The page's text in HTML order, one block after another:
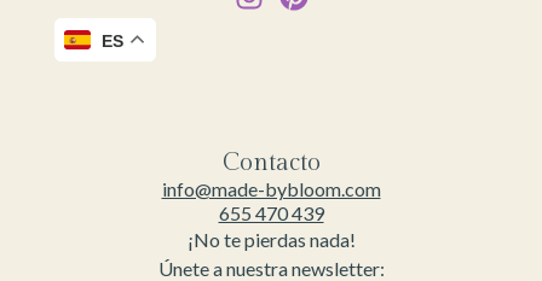
ES
Contacto
info@made-bybloom.com
655 470 439
¡No te pierdas nada!
Únete a nuestra newsletter: